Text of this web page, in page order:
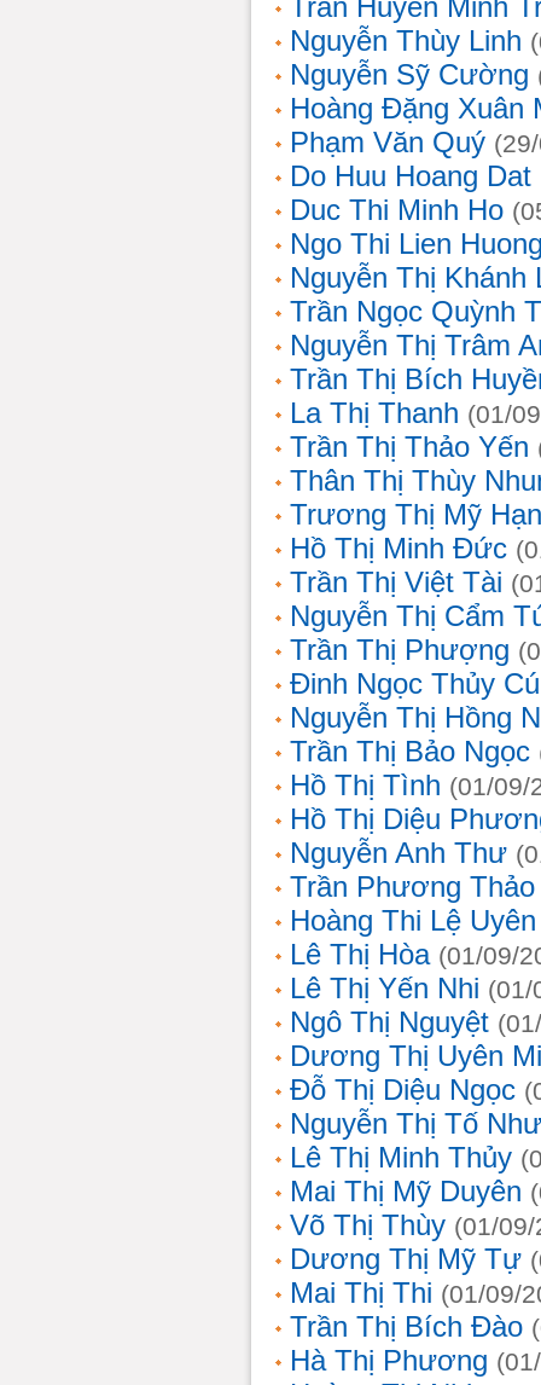
Trần Huyền Minh
Nguyễn Thùy Linh
Nguyễn Sỹ Cường
Hoàng Đặng Xuân
Phạm Văn Quý
Do Huu Hoang Dat
Duc Thi Minh Ho
Ngo Thi Lien
Nguyễn Thị Khánh
Trần Ngọc Quỳnh
Nguyễn Thị Trâm
Trần Thị Bích
La Thị Thanh (01/
Trần Thị Thảo Yến
Thân Thị Thùy
Trương Thị Mỹ
Hồ Thị Minh Đức
Trần Thị Việt Tài
Nguyễn Thị Cẩm
Trần Thị Phượng
Đinh Ngọc Thủy
Nguyễn Thị Hồng
Trần Thị Bảo Ngọc
Hồ Thị Tình (01/09/
Hồ Thị Diệu
Nguyễn Anh Thư
Trần Phương Thảo
Hoàng Thi Lệ Uyên
Lê Thị Hòa (01/09/
Lê Thị Yến Nhi (01/
Ngô Thị Nguyệt
Dương Thị Uyên Mi
Đỗ Thị Diệu Ngọc
Nguyễn Thị Tố Như
Lê Thị Minh Thủy
Mai Thị Mỹ Duyên
Võ Thị Thùy (01/
Dương Thị Mỹ Tự
Mai Thị Thi (01/09/
Trần Thị Bích Đào
Hà Thị Phương